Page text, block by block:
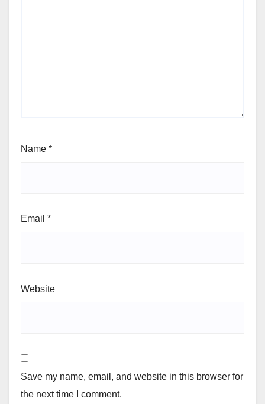
Name *
Email *
Website
Save my name, email, and website in this browser for
the next time I comment.